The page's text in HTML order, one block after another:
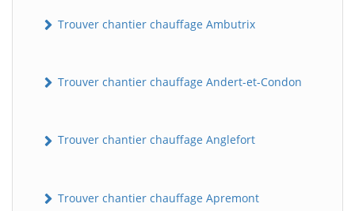
Trouver chantier chauffage Ambutrix
Trouver chantier chauffage Andert-et-Condon
Trouver chantier chauffage Anglefort
Trouver chantier chauffage Apremont